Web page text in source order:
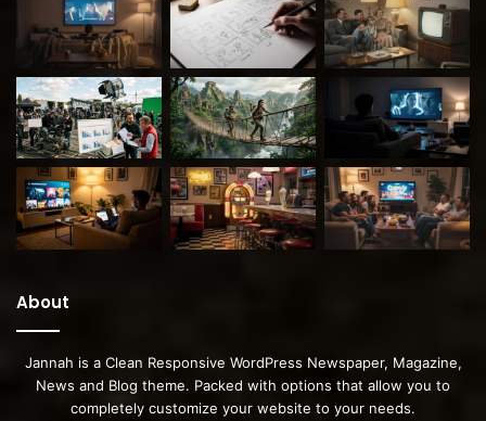
About
Jannah is a Clean Responsive WordPress Newspaper, Magazine,
News and Blog theme. Packed with options that allow you to
completely customize your website to your needs.